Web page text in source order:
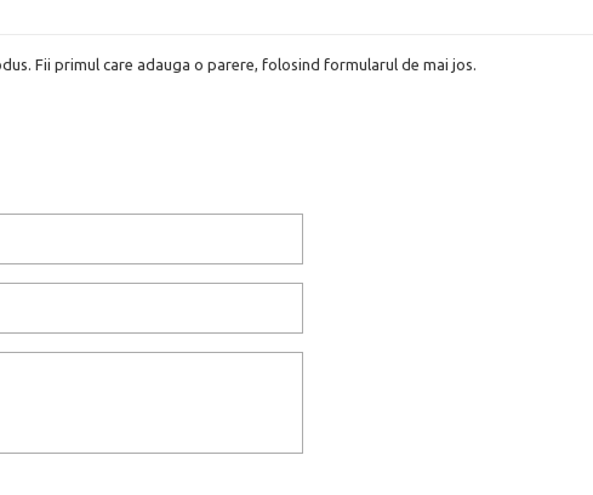
Fii primul care adauga o parere, folosind formularul de mai jos.